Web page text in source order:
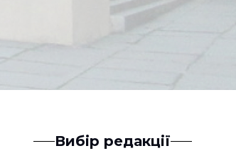
Вибір редакції